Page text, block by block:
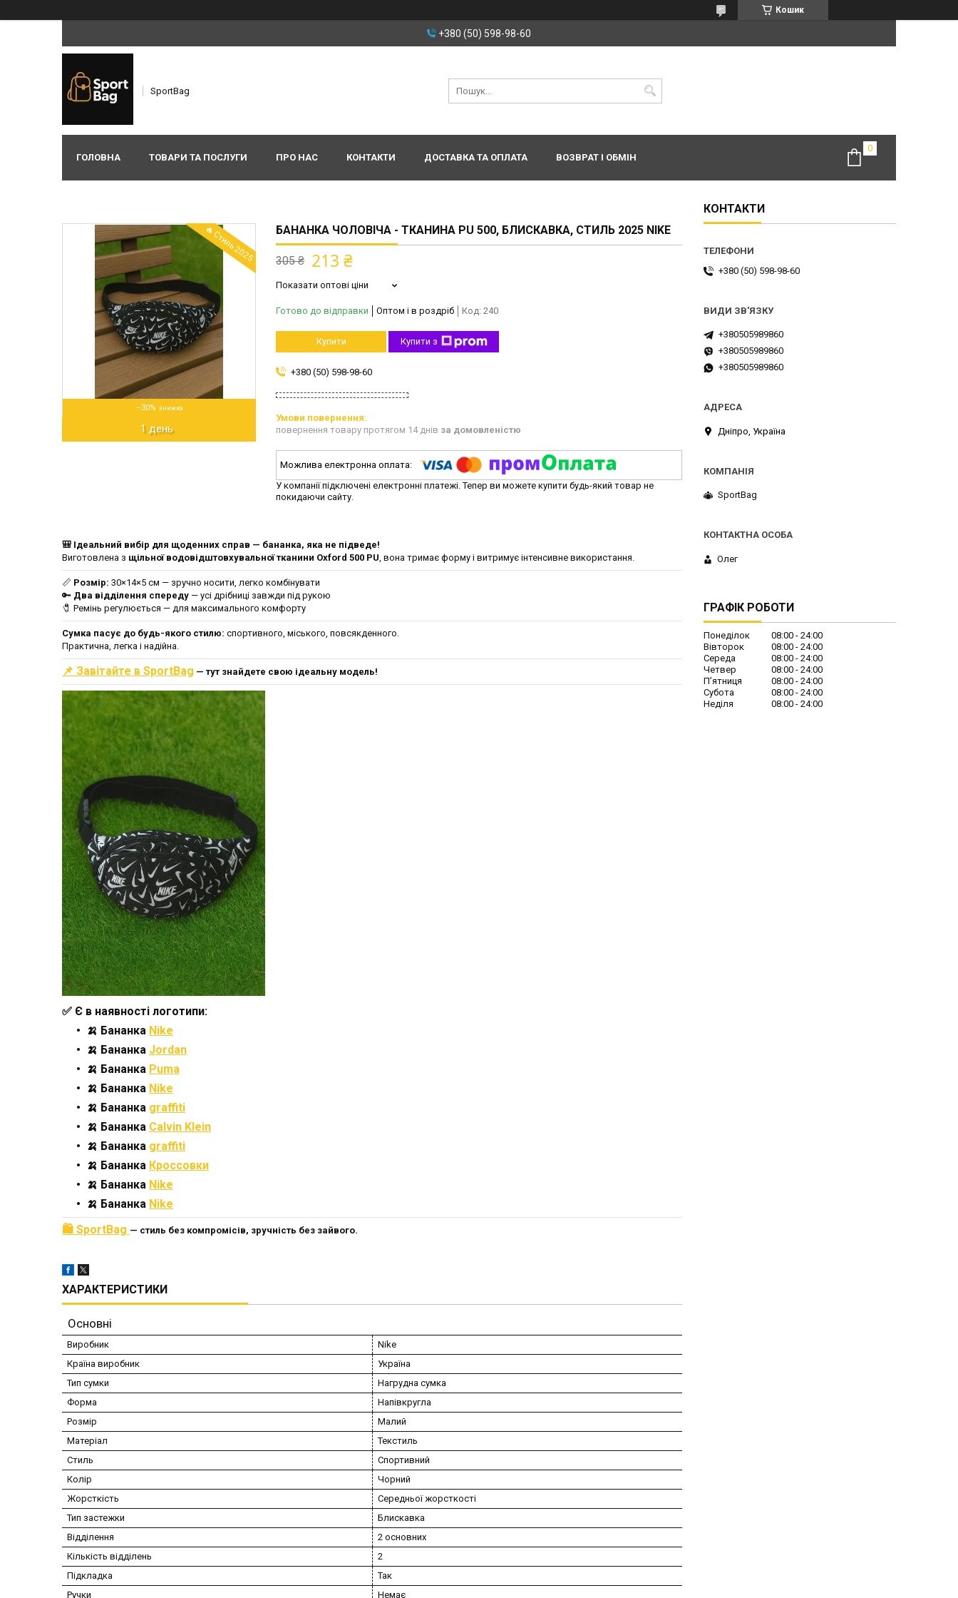
Кошик
+380 (50) 598-98-60
SportBag
ГОЛОВНА ТОВАРИ ТА ПОСЛУГИ ПРО НАС КОНТАКТИ ДОСТАВКА ТА ОПЛАТА ВОЗВРАТ І ОБМІН
–30%
🔥 Стиль 2025
1 день
БАНАНКА ЧОЛОВІЧА - ТКАНИНА PU 500, БЛИСКАВКА, СТИЛЬ 2025 NIKE
305 ₴ 213 ₴
Показати оптові ціни
Готово до відправки Оптом і в роздріб Код: 240
Купити Купити з
+380 (50) 598-98-60
повернення товару протягом 14 днів за домовленістю
У компанії підключені електронні платежі. Тепер ви можете купити будь-який товар не
покидаючи сайту.
🎒 Ідеальний вибір для щоденних справ — бананка, яка не підведе!
Виготовлена з щільної водовідштовхувальної тканини Oxford 500 PU, вона тримає форму і витримує інтенсивне використання.
📏 Розмір: 30×14×5 см — зручно носити, легко комбінувати
🔑 Два відділення спереду — усі дрібниці завжди під рукою
🧷 Ремінь регулюється — для максимального комфорту
Сумка пасує до будь-якого стилю: спортивного, міського, повсякденного.
Практична, легка і надійна.
📌 Завітайте в SportBag — тут знайдете свою ідеальну модель!
✅ Є в наявності логотипи:
🍌 Бананка Nike
🍌 Бананка Jordan
🍌 Бананка Puma
🍌 Бананка Nike
🍌 Бананка graffiti
🍌 Бананка Calvin Klein
🍌 Бананка graffiti
🍌 Бананка Кроссовки
🍌 Бананка Nike
🍌 Бананка Nike
🛍 SportBag — стиль без компромісів, зручність без зайвого.
ХАРАКТЕРИСТИКИ
Основні
Виробник
Nike
Країна виробник
Україна
Тип сумки
Нагрудна сумка
Форма
Напівкругла
Розмір
Малий
Матеріал
Текстиль
Стиль
Спортивний
Колір
Чорний
Жорсткість
Середньої жорсткості
Тип застежки
Блискавка
Відділення
2 основних
Кількість відділень
2
Підкладка
Так
Ручки
Немає
КОНТАКТИ
+380 (50) 598-98-60
+380505989860
+380505989860
+380505989860
Дніпро, Україна
SportBag
Олег
ГРАФІК РОБОТИ
Понеділок 08:00
24:00
Вівторок
08:00
24:00
Середа
08:00
24:00
Четвер
08:00
24:00
Пʼятниця
08:00
24:00
Субота
08:00
24:00
Неділя
08:00 24:00